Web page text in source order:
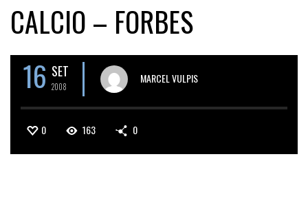
CALCIO – FORBES
16 SET
2008
MARCEL VULPIS
0 163 0